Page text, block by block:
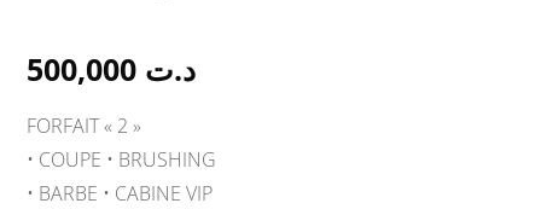
د.ت
FORFAIT « 2 »
•⁠ ⁠COUPE • BRUSHING
•⁠ ⁠BARBE • CABINE VIP